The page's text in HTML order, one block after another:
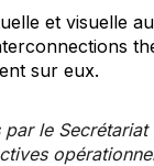
et visuelle
sur eux.
le